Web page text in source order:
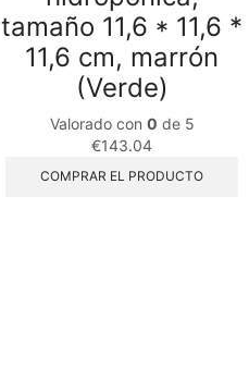
tamaño 11,6 * 11,6 *
11,6 cm, marrón
(Verde)
Valorado con 0 de 5
€143.04
COMPRAR EL PRODUCTO